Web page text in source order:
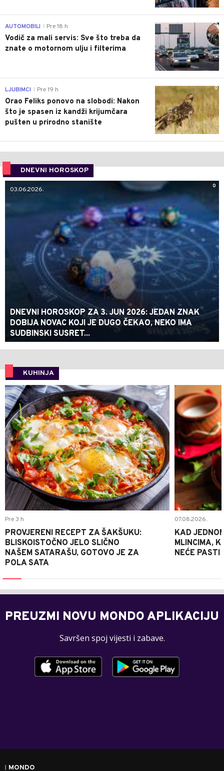
0
AUTOMOBILI Pre 18 h
Vodič za mali servis: Sve što treba da
znate o motornom ulju i filterima
0
LJUBIMCI Pre 19 h
Orao Feliks ponovo na slobodi: Nakon
što je spasen iz kandži krijumčara
pušten u prirodno stanište
DNEVNI HOROSKOP
0
03.06.2026.
DNEVNI HOROSKOP ZA 3. JUN 2026: JEDAN ZNAK
DOBIJA NOVAC KOJI JE DUGO ČEKAO, NEKO IMA
SUDBINSKI SUSRET...
KUHINJA
0
Pre 3 h
PROVJERENI RECEPT ZA ŠAKŠUKU:
BLISKOISTOČNO JELO SLIČNO
NAŠEM SATARAŠU, GOTOVO JE ZA
POLA SATA
07.08.2026.
KAD
MLINCIMA,
NEĆE PASTI
PREUZMI NOVU MONDO APLIKACIJU
Savršen spoj vijesti i zabave.
MONDO